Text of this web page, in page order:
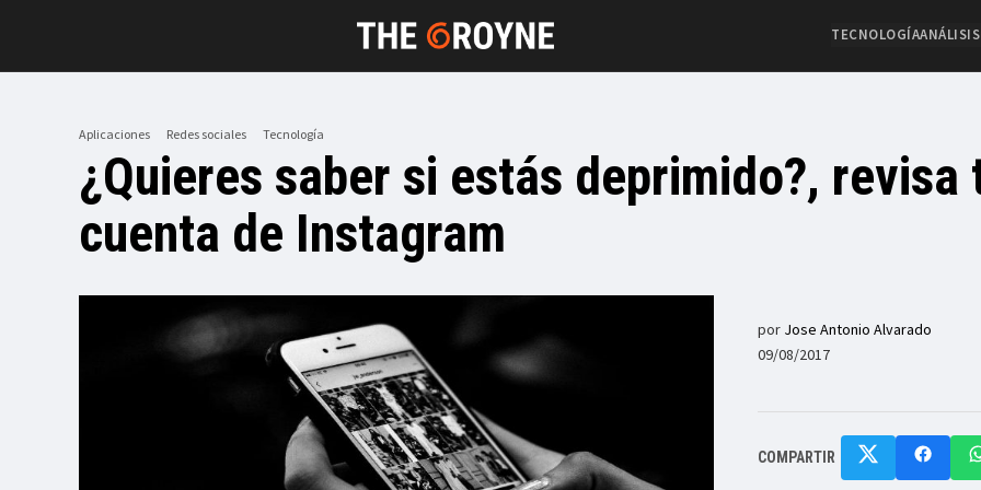
TECNOLOGÍAANÁLISIS
Aplicaciones Redes sociales Tecnología
¿Quieres saber si estás deprimido?, revisa
cuenta de Instagram
por Jose Antonio Alvarado
09/08/2017
COMPARTIR